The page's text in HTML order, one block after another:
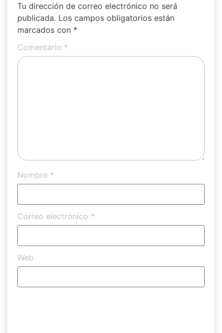
Tu dirección de correo electrónico no será
publicada. Los campos obligatorios están
marcados con *
Comentario *
Nombre *
Correo electrónico *
Web